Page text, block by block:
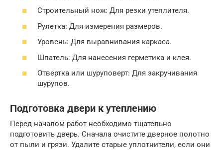
Строительный нож: Для резки утеплителя.
Рулетка: Для измерения размеров.
Уровень: Для выравнивания каркаса.
Шпатель: Для нанесения герметика и клея.
Отвертка или шуруповерт: Для закручивания
шурупов.
Подготовка двери к утеплению
Перед началом работ необходимо тщательно
подготовить дверь. Сначала очистите дверное полотно
от пыли и грязи. Удалите старые уплотнители, если они